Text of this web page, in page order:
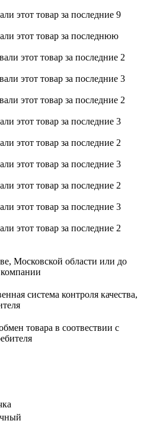
этот товар за последние 9
этот товар за последнюю
этот товар за последние 2
этот товар за последние 3
этот товар за последние 2
этот товар за последние 3
этот товар за последние 2
этот товар за последние 3
этот товар за последние 2
этот товар за последние 3
этот товар за последние 2
Московской области или до
система контроля качества,
товара в соотвествии с